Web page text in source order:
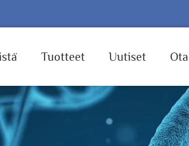
Tuotteet Uutiset